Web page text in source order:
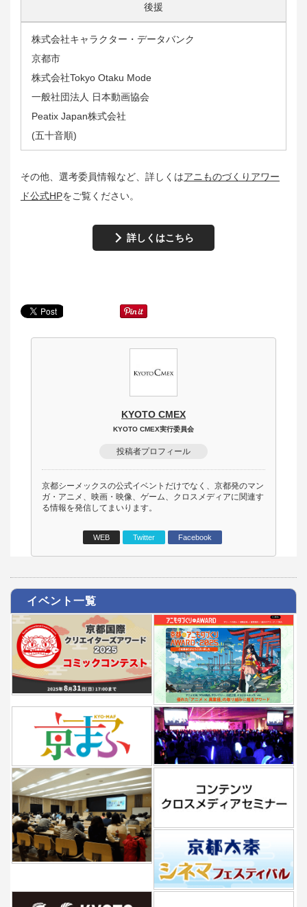
後援
株式会社キャラクター・データバンク
京都市
株式会社Tokyo Otaku Mode
一般社団法人 日本動画協会
Peatix Japan株式会社
(五十音順)
その他、選考委員情報など、詳しくはアニものづくりアワー
ド公式HPをご覧ください。
詳しくはこちら
KYOTO CMEX
KYOTO CMEX実行委員会
投稿者プロフィール
京都シーメックスの公式イベントだけでなく、京都発のマン
ガ・アニメ、映画・映像、ゲーム、クロスメディアに関連す
る情報を発信してまいります。
WEB Twitter Facebook
イベント一覧